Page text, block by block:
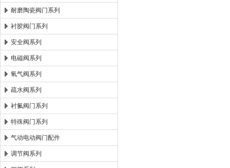
耐磨陶瓷阀门系列
衬胶阀门系列
安全阀系列
电磁阀系列
氧气阀系列
疏水阀系列
衬氟阀门系列
特殊阀门系列
气动电动阀门配件
调节阀系列